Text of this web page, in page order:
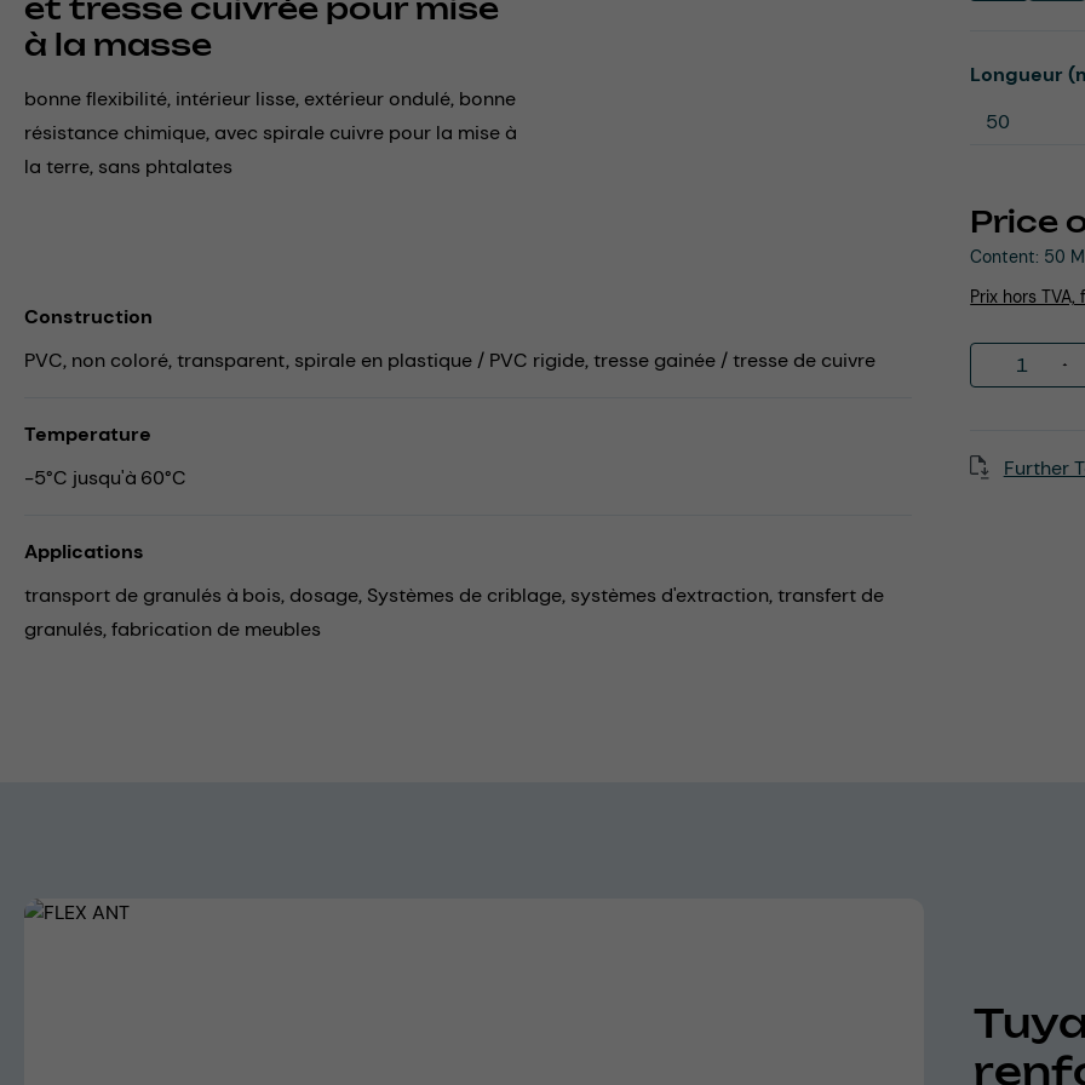
et tresse cuivrée pour mise
à la masse
bonne flexibilité, intérieur lisse, extérieur ondulé, bonne
résistance chimique, avec spirale cuivre pour la mise à
la terre, sans phtalates
Price
Content: 50
Prix hors
Select
Longueur
Further
Construction
PVC, non coloré, transparent, spirale en plastique / PVC rigide, tresse gainée / tresse de cuivre
Temperature
-5°C jusqu'à 60°C
Applications
transport de granulés à bois, dosage, Systèmes de criblage, systèmes d'extraction,transfert de
granulés,fabrication de meubles
Skip image gallery